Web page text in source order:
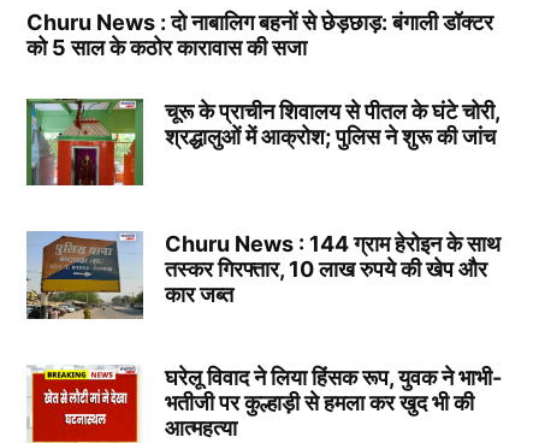
Churu News : दो नाबालिग बहनों से छेड़छाड़: बंगाली डॉक्टर
को 5 साल के कठोर कारावास की सजा
चूरू के प्राचीन शिवालय से पीतल के घंटे चोरी,
श्रद्धालुओं में आक्रोश; पुलिस ने शुरू की जांच
Churu News : 144 ग्राम हेरोइन के साथ
तस्कर गिरफ्तार, 10 लाख रुपये की खेप और
कार जब्त
घरेलू विवाद ने लिया हिंसक रूप, युवक ने भाभी-
भतीजी पर कुल्हाड़ी से हमला कर खुद भी की
आत्महत्या